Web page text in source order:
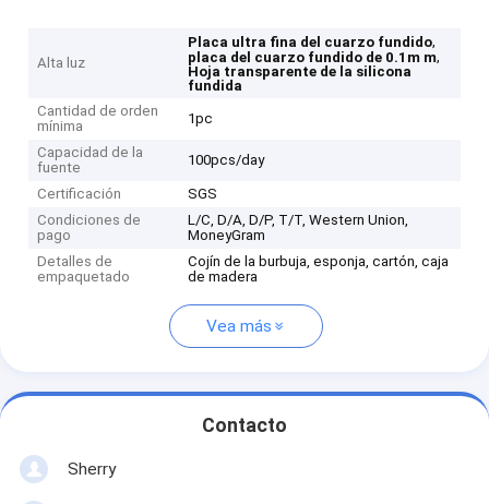
Alta luz
Placa ultra fina del cuarzo fundido,
placa del cuarzo fundido de 0.1m m,
Hoja transparente de la silicona
fundida
Cantidad de orden
mínima
1pc
Capacidad de la
fuente
100pcs/day
Certificación
SGS
Condiciones de
pago
L/C, D/A, D/P, T/T, Western Union,
MoneyGram
Detalles de
empaquetado
Cojín de la burbuja, esponja, cartón, caja
de madera
Vea más
Contacto
Sherry